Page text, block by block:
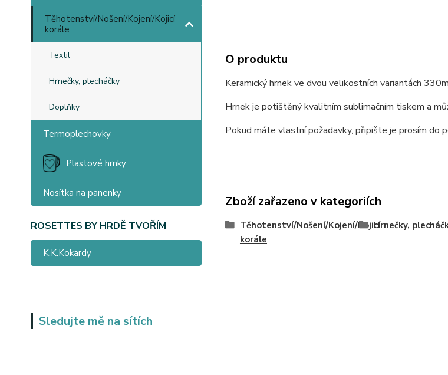
Těhotenství/Nošení/Kojení/Kojicí
korále
Textil
Hrnečky, plecháčky
Doplňky
Termoplechovky
Plastové hrnky
Nosítka na panenky
ROSETTES BY HRDĚ TVOŘÍM
K.K.Kokardy
Sledujte mě na sítích
O produktu
Keramický hrnek ve dvou velikostních variantách
Hrnek je potištěný kvalitním sublimačním tiskem a
Pokud máte vlastní požadavky, připište je prosím do
Zboží zařazeno v kategoriích
Těhotenství/Nošení/Kojení/Kojicí
korále
Hrnečky,